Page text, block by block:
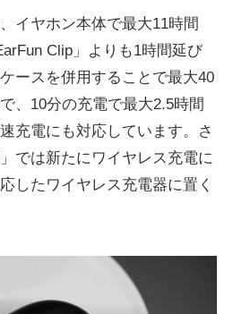
イヤホン本体で最大11時間
Clip」よりも1時間延び
ースを併用することで最大40
、10分の充電で最大2.5時間
充電にも対応しています。さ
では新たにワイヤレス充電に
したワイヤレス充電器に置く